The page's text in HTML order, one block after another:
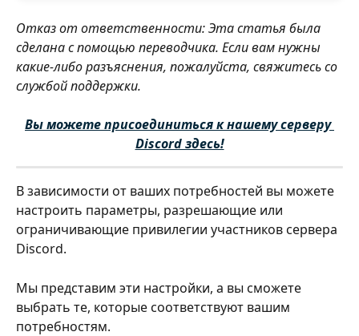
Отказ от ответственности: Эта статья была
сделана с помощью переводчика. Если вам нужны
какие-либо разъяснения, пожалуйста, свяжитесь со
службой поддержки.
Вы можете присоединиться к нашему серверу
Discord здесь!
В зависимости от ваших потребностей вы можете
настроить параметры, разрешающие или
ограничивающие привилегии участников сервера
Discord.
Мы представим эти настройки, а вы сможете
выбрать те, которые соответствуют вашим
потребностям.